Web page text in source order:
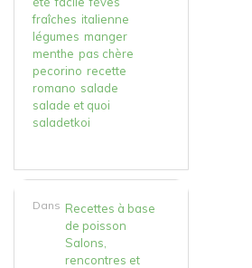
fraîches italienne
légumes manger
menthe pas chère
pecorino recette
romano salade
salade et quoi
saladetkoi
Dans Recettes à base
de poisson
Salons,
rencontres et